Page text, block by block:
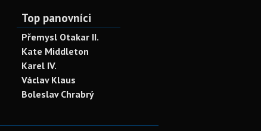
Top panovníci
Přemysl Otakar II.
Kate Middleton
Karel IV.
Václav Klaus
Boleslav Chrabrý